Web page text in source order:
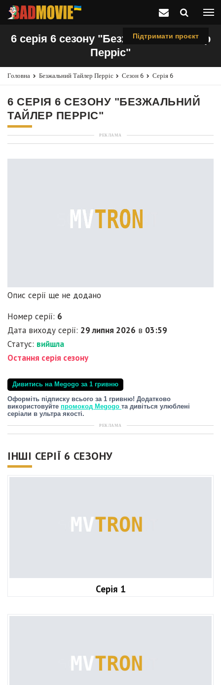
Підтримати проєкт
6 серія 6 сезону "Безжальний Тайлер
Перріс"
Головна Безжальний Тайлер Перріс Сезон 6 Серія 6
6 СЕРІЯ 6 СЕЗОНУ "БЕЗЖАЛЬНИЙ
ТАЙЛЕР ПЕРРІС"
РЕКЛАМА
Опис серії ще не додано
Номер серії: 6
Дата виходу серії: 29 липня 2026 в 03:59
Статус: вийшла
Остання серія сезону
Дивитись на Megogo за 1 гривню
Оформіть підписку всього за 1 гривню! Додатково
використовуйте промокод Megogo та дивіться улюблені
серіали в ультра якості.
РЕКЛАМА
ІНШІ СЕРІЇ 6 СЕЗОНУ
Серія 1